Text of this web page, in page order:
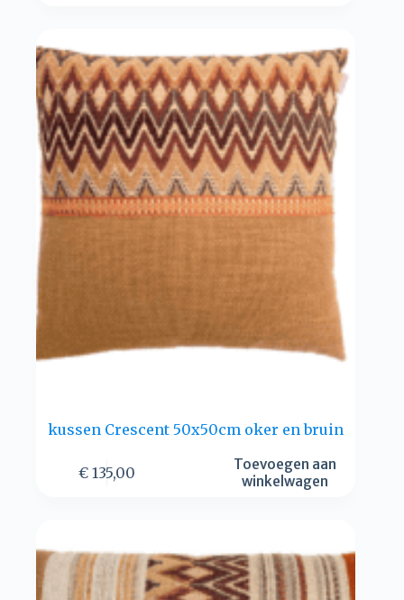
kussen Crescent 50x50cm oker en bruin
€ 135,00
Toevoegen aan
winkelwagen